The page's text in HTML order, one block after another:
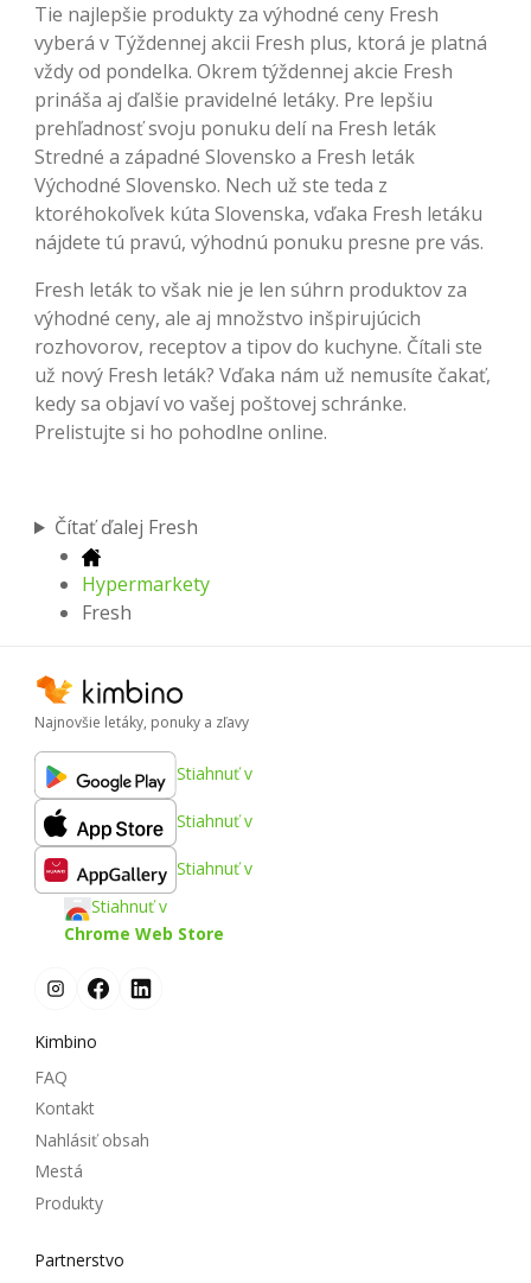
Tie najlepšie produkty za výhodné ceny Fresh
vyberá v Týždennej akcii Fresh plus, ktorá je platná
vždy od pondelka. Okrem týždennej akcie Fresh
prináša aj ďalšie pravidelné letáky. Pre lepšiu
prehľadnosť svoju ponuku delí na Fresh leták
Stredné a západné Slovensko a Fresh leták
Východné Slovensko. Nech už ste teda z
ktoréhokoľvek kúta Slovenska, vďaka Fresh letáku
nájdete tú pravú, výhodnú ponuku presne pre vás.
Fresh leták to však nie je len súhrn produktov za
výhodné ceny, ale aj množstvo inšpirujúcich
rozhovorov, receptov a tipov do kuchyne. Čítali ste
už nový Fresh leták? Vďaka nám už nemusíte čakať,
kedy sa objaví vo vašej poštovej schránke.
Prelistujte si ho pohodlne online.
Čítať ďalej Fresh
Hypermarkety
Fresh
Najnovšie letáky, ponuky a zľavy
Stiahnuť v
Stiahnuť v
Stiahnuť v
Stiahnuť v
Chrome Web Store
Kimbino
FAQ
Kontakt
Nahlásiť obsah
Mestá
Produkty
Partnerstvo